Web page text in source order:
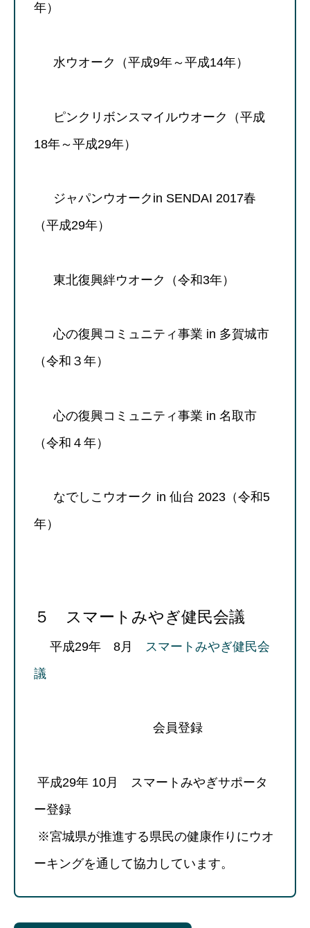
年）
水ウオーク（平成9年～平成14年）
ピンクリボンスマイルウオーク（平成
18年～平成29年）
ジャパンウオークin SENDAI 2017春
（平成29年）
東北復興絆ウオーク（令和3年）
心の復興コミュニティ事業 in 多賀城市
（令和３年）
心の復興コミュニティ事業 in 名取市
（令和４年）
なでしこウオーク in 仙台 2023（令和5
年）
５ スマートみやぎ健民会議
平成29年 8月
スマートみやぎ健民会
議
会員登録
平成29年 10月 スマートみやぎサポータ
ー登録
※宮城県が推進する県民の健康作りにウオ
ーキングを通して協力しています。